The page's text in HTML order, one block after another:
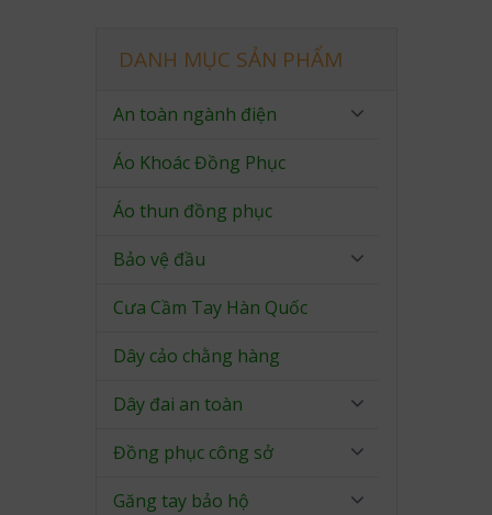
DANH MỤC SẢN PHẨM
An toàn ngành điện
Áo Khoác Đồng Phục
Áo thun đồng phục
Bảo vệ đầu
Cưa Cầm Tay Hàn Quốc
Dây cảo chằng hàng
Dây đai an toàn
Đồng phục công sở
Găng tay bảo hộ